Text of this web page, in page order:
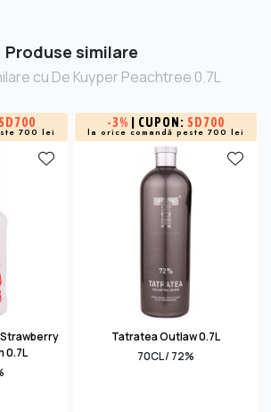
Produse similare
cu De Kuyper Peachtree 0.7L
700 lei
0.7L
-3% | CUPON: SD700
la orice comandă peste 700 lei
Tatratea Outlaw 0.7L
70CL / 72%